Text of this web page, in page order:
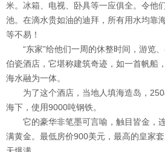
米。冰箱、电视、卧具等一应俱全。令他
池。在滴水贵如油的迪拜，所有用水均靠
等不易！
“东家”给他们一周的休整时间，游览、
伯瓷酒店，它堪称建筑奇迹，如一首帆船
海水融为一体。
为了这个酒店，当地人填海造岛，250
海下，使用9000吨钢铁。
它的豪华非笔墨可言喻，触目皆金，
满黄金。最低房价900美元，最高的皇家